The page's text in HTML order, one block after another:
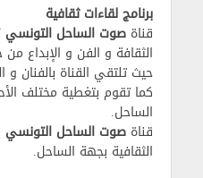
برنامج لقاءات ثقافية
قناةصوت الساحل التونسي TV
الثقافة و الفن و الإبداع من
حيث تلتقي القناة بالفنان
كما تقوم بتغطية مختلف
الساحل.
قناةصوت الساحل التونسي
الثقافية بجهة الساحل.